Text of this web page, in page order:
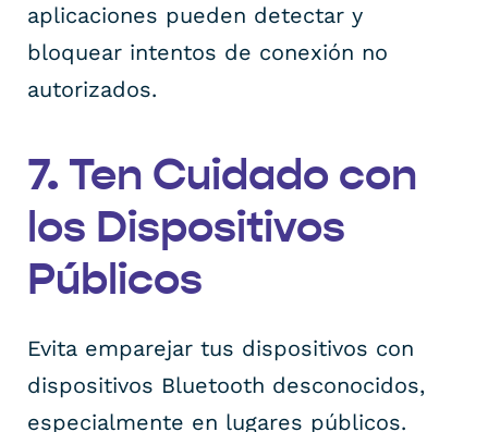
aplicaciones pueden detectar y
bloquear intentos de conexión no
autorizados.
7. Ten Cuidado con
los Dispositivos
Públicos
Evita emparejar tus dispositivos con
dispositivos Bluetooth desconocidos,
especialmente en lugares públicos.